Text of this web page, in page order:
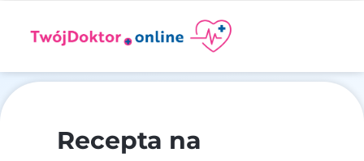
Recepta na